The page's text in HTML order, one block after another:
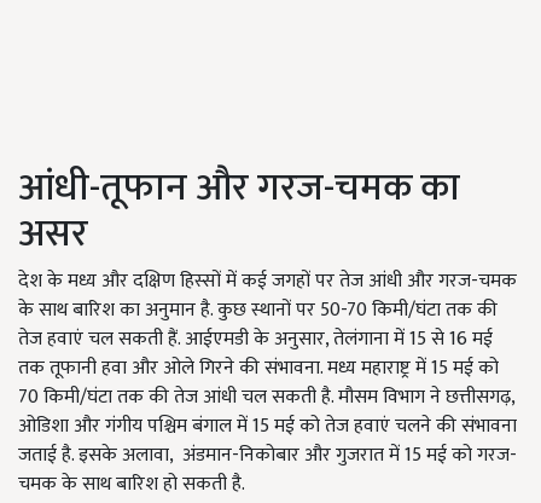
आंधी-तूफान और गरज-चमक का
असर
देश के मध्य और दक्षिण हिस्सों में कई जगहों पर तेज आंधी और गरज-चमक
के साथ बारिश का अनुमान है. कुछ स्थानों पर 50-70 किमी/घंटा तक की
तेज हवाएं चल सकती हैं. आईएमडी के अनुसार, तेलंगाना में 15 से 16 मई
तक तूफानी हवा और ओले गिरने की संभावना. मध्य महाराष्ट्र में 15 मई को
70 किमी/घंटा तक की तेज आंधी चल सकती है. मौसम विभाग ने छत्तीसगढ़,
ओडिशा और गंगीय पश्चिम बंगाल में 15 मई को तेज हवाएं चलने की संभावना
जताई है. इसके अलावा, अंडमान-निकोबार और गुजरात में 15 मई को गरज-
चमक के साथ बारिश हो सकती है.